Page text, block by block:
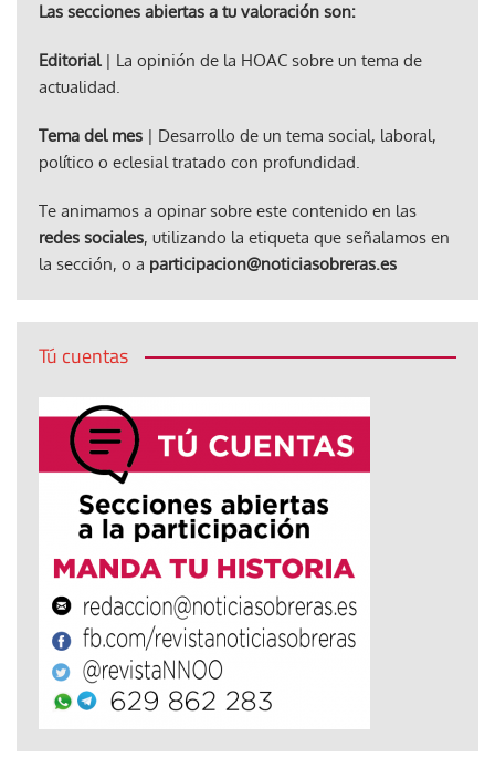
Las secciones abiertas a tu valoración son:
Editorial| La opinión de la HOAC sobre un tema de
actualidad.
Tema del mes | Desarrollo de un tema social, laboral,
político o eclesial tratado con profundidad.
Te animamos a opinar sobre este contenido en las
redes sociales, utilizando la etiqueta que señalamos en
la sección, o a participacion@noticiasobreras.es
Tú cuentas